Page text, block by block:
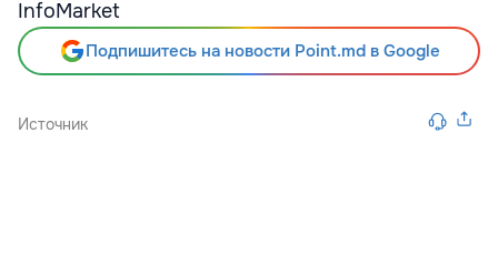
InfoMarket
Подпишитесь на новости Point.md в Google
Источник